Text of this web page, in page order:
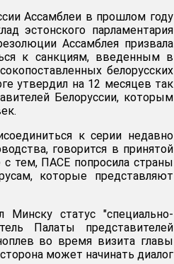
Ассамблеи в прошлом году
эстонского парламентария
Ассамблея призвала
к санкциям, введенным в
белорусских
утвердил на 12 месяцев так
Белоруссии, которым
к серии недавно
говорится в принятой
тем, ПАСЕ попросила страны
которые представляют
статус "специально-
Палаты представителей
во время визита главы
может начинать диалог